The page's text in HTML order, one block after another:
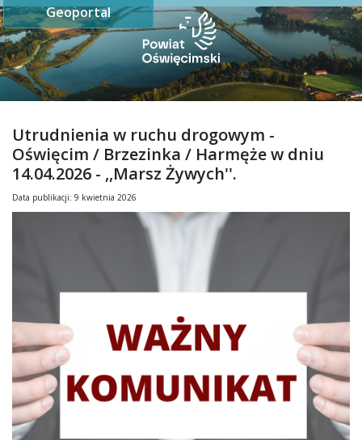
Geoportal
Utrudnienia w ruchu drogowym -
Oświęcim / Brzezinka / Harmęże w dniu
14.04.2026 - ,,Marsz Żywych''.
Data publikacji: 9 kwietnia 2026